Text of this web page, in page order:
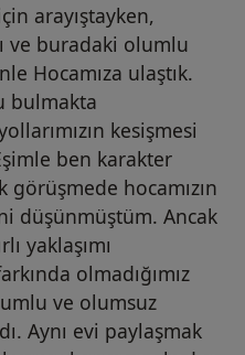
arayıştayken,
ve buradaki olumlu
Hocamıza ulaştık.
bulmakta
kesişmesi
ben karakter
görüşmede hocamızın
düşünmüştüm. Ancak
yaklaşımı
olmadığımız
ve olumsuz
Aynı evi paylaşmak